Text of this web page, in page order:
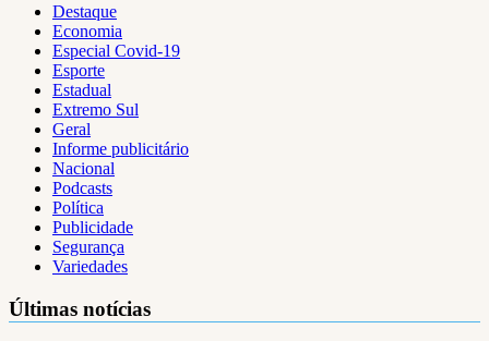
Destaque
Economia
Especial Covid-19
Esporte
Estadual
Extremo Sul
Geral
Informe publicitário
Nacional
Podcasts
Política
Publicidade
Segurança
Variedades
Últimas notícias